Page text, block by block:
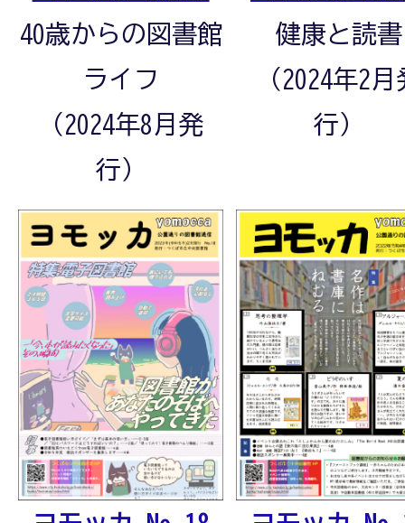
40歳からの図書館
ライフ
（2024年8月発
行）
健康と読書
（2024年2月
行）